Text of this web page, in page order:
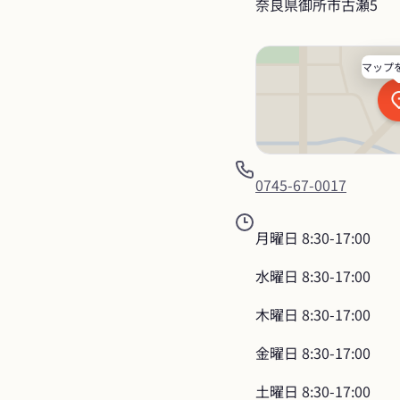
奈良県御所市古瀬5
マップ
0745-67-0017
月曜日 8:30-17:00
水曜日 8:30-17:00
木曜日 8:30-17:00
金曜日 8:30-17:00
土曜日 8:30-17:00